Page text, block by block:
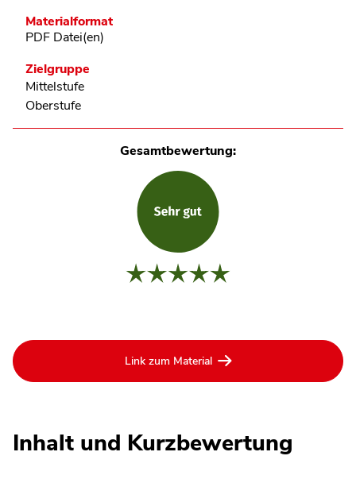
Materialformat
PDF Datei(en)
Zielgruppe
Mittelstufe
Oberstufe
Gesamtbewertung:
Link zum Material
Inhalt und Kurzbewertung